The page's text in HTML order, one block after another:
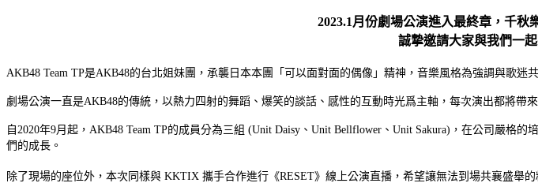
2023.1月份劇場公演進入最終章，千秋
誠摯邀請大家與我們一
AKB48 Team TP是AKB48的台北姐妹團，承襲日本本團「可以面對面的偶像」精神，音樂風格為強調與歌迷
劇場公演一直是AKB48的傳統，以熱力四射的舞蹈、爆笑的談話、感性的互動時光爲主軸，每次演出都將帶
自2020年9月起，AKB48 Team TP的成員分為三組 (Unit Daisy、Unit Bellflower、Unit Sakura)，在公司嚴格
們的成長。
除了現場的座位外，本次同樣與 KKTIX 攜手合作進行《RESET》線上公演直播，希望讓無法到場共襄盛